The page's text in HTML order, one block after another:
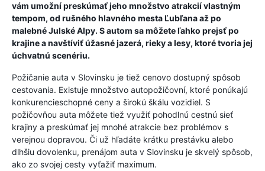
vám umožní preskúmať jeho množstvo atrakcií vlastným
tempom, od rušného hlavného mesta Ľubľana až po
malebné Julské Alpy. S autom sa môžete ľahko prejsť po
krajine a navštíviť úžasné jazerá, rieky a lesy, ktoré tvoria jej
úchvatnú scenériu.
Požičanie auta v Slovinsku je tiež cenovo dostupný spôsob
cestovania. Existuje množstvo autopožičovní, ktoré ponúkajú
konkurencieschopné ceny a širokú škálu vozidiel. S
požičovňou auta môžete tiež využiť pohodlnú cestnú sieť
krajiny a preskúmať jej mnohé atrakcie bez problémov s
verejnou dopravou. Či už hľadáte krátku prestávku alebo
dlhšiu dovolenku, prenájom auta v Slovinsku je skvelý spôsob,
ako zo svojej cesty vyťažiť maximum.